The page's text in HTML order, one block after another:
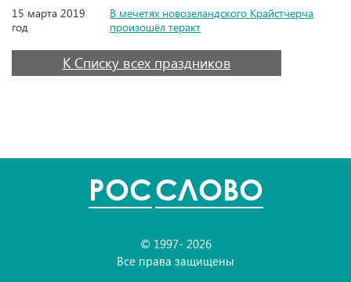
15 марта 2019
год
В мечетях новозеландского Крайстчерча
произошёл теракт
К Списку всех праздников
POCСЛОВО
© 1997- 2026
Все права защищены